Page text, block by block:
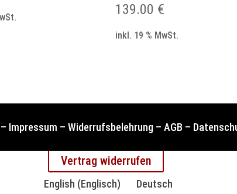
139.00 €
inkl. 19 % MwSt.
– Impressum – Widerrufsbelehrung – AGB –
Vertrag widerrufen
English (Englisch) Deutsch